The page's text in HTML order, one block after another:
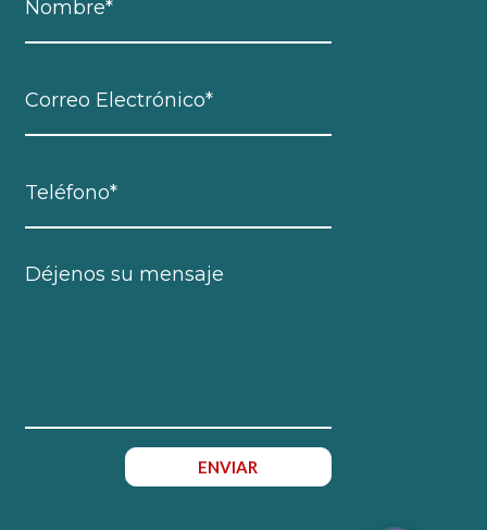
ENVIAR